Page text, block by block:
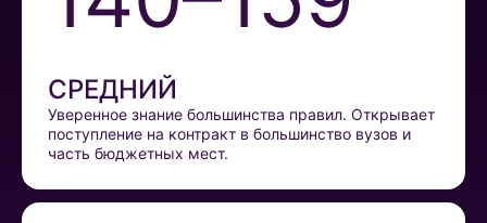
СРЕДНИЙ
Уверенное знание большинства правил. Открывает
поступление на контракт в большинство вузов и
часть бюджетных мест.